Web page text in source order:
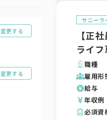
変更する
変更する
サニーラ
【正
ライ
職種
雇用形
給与
年収例
必須資